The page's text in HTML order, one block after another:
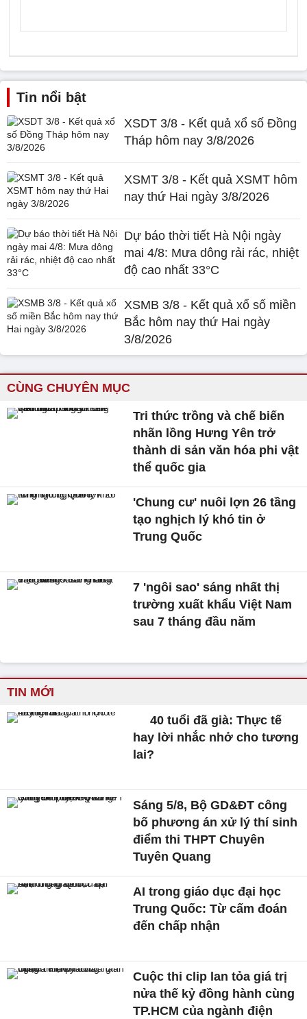
Tin nổi bật
XSDT 3/8 - Kết quả xổ số Đồng
Tháp hôm nay 3/8/2026
XSMT 3/8 - Kết quả XSMT hôm
nay thứ Hai ngày 3/8/2026
Dự báo thời tiết Hà Nội ngày
mai 4/8: Mưa dông rải rác, nhiệt
độ cao nhất 33°C
XSMB 3/8 - Kết quả xổ số miền
Bắc hôm nay thứ Hai ngày
3/8/2026
CÙNG CHUYÊN MỤC
Tri thức trồng và chế biến
nhãn lồng Hưng Yên trở
thành di sản văn hóa phi vật
thể quốc gia
'Chung cư' nuôi lợn 26 tầng
tạo nghịch lý khó tin ở
Trung Quốc
7 'ngôi sao' sáng nhất thị
trường xuất khẩu Việt Nam
sau 7 tháng đầu năm
TIN MỚI
40 tuổi đã già: Thực tế
hay lời nhắc nhở cho tương
lai?
Sáng 5/8, Bộ GD&ĐT công
bố phương án xử lý thí sinh
điểm thi THPT Chuyên
Tuyên Quang
AI trong giáo dục đại học
Trung Quốc: Từ cấm đoán
đến chấp nhận
Cuộc thi clip lan tỏa giá trị
nửa thế kỷ đồng hành cùng
TP.HCM của ngành điện